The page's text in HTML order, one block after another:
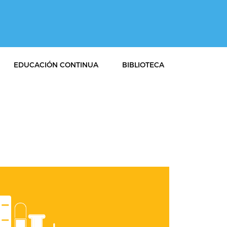
EDUCACIÓN CONTINUA BIBLIOTECA